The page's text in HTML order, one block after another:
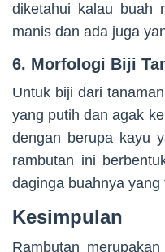
diketahui kalau buah
manis dan ada juga
6. Morfologi Biji
Untuk biji dari
yang putih dan agak
dengan berupa kayu
rambutan ini
daginga buahnya yang
Kesimpulan
Rambutan